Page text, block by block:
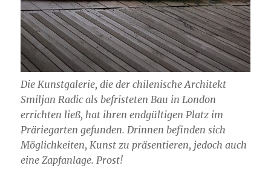
Die Kunstgalerie, die der chilenische Architekt
Smiljan Radic als befristeten Bau in London
errichten ließ, hat ihren endgültigen Platz im
Präriegarten gefunden. Drinnen befinden sich
Möglichkeiten, Kunst zu präsentieren, jedoch auch
eine Zapfanlage. Prost!